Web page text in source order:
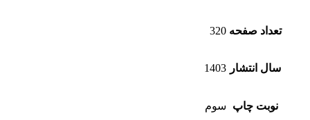
تعداد صفحه 320
سال انتشار 1403
نوبت چاپ سوم